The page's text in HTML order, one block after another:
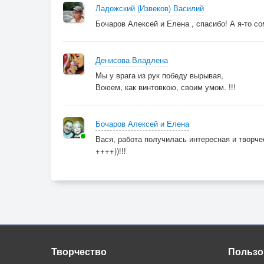
И улететь на Родину, к родителям, домой!..
Мы у врага из рук победу вырывая,
Воюем, как винтовкою, своим умом.
Ладожский (Извеков) Василий
Бочаров Алексей и Елена , спасибо! А я-то
Денисова Владлена
Мы у врага из рук победу вырывая,
Воюем, как винтовкою, своим умом. !!!
Бочаров Алексей и Елена
Вася, работа получилась интересная и
++++))!!!
Творчество